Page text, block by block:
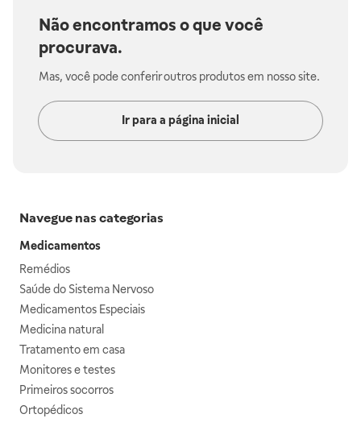
Não encontramos o que você
procurava.
Mas, você pode conferir outros produtos em nosso site.
Ir para a página inicial
Navegue nas categorias
Medicamentos
Remédios
Saúde do Sistema Nervoso
Medicamentos Especiais
Medicina natural
Tratamento em casa
Monitores e testes
Primeiros socorros
Ortopédicos